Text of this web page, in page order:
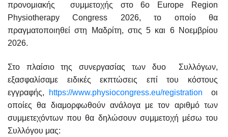
προνομιακής συμμετοχής στο 6ο Europe Region
Physiotherapy Congress 2026, το οποίο θα
πραγματοποιηθεί στη Μαδρίτη, στις 5 και 6 Νοεμβρίου
2026.
Στο πλαίσιο της συνεργασίας των δυο Συλλόγων,
εξασφαλίσαμε ειδικές εκπτώσεις επί του κόστους
εγγραφής,
https://www.physiocongress.eu/registration οι
οποίες θα διαμορφωθούν ανάλογα με τον αριθμό των
συμμετεχόντων που θα δηλώσουν συμμετοχή μέσω του
Συλλόγου μας: